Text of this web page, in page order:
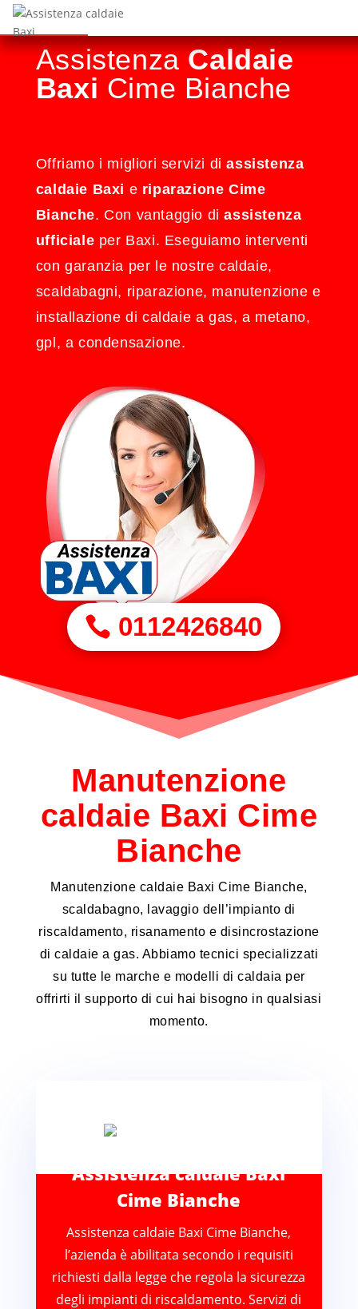
AssistenzaCaldaie
Baxi Cime Bianche
Offriamo i migliori servizi diassistenza
caldaie Baxi e riparazione Cime
Bianche. Con vantaggio diassistenza
ufficiale per Baxi. Eseguiamo interventi
con garanzia per le nostre caldaie,
scaldabagni, riparazione, manutenzione e
installazione di caldaie a gas, a metano,
gpl, a condensazione.
0112426840
Manutenzione
caldaie Baxi Cime
Bianche
Manutenzione caldaie Baxi Cime Bianche,
scaldabagno, lavaggio dell’impianto di
riscaldamento, risanamento e disincrostazione
di caldaie a gas. Abbiamo tecnici specializzati
su tutte le marche e modelli di caldaia per
offrirti il supporto di cui hai bisogno in qualsiasi
momento.
Assistenza caldaie Baxi
Cime Bianche
Assistenza caldaie Baxi Cime Bianche,
l’azienda è abilitata secondo i requisiti
richiesti dalla legge che regola la sicurezza
degli impianti di riscaldamento. Servizi di